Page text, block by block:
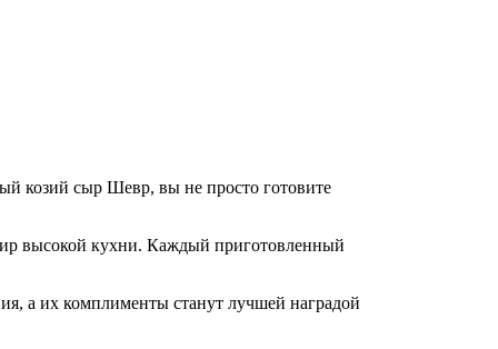
козий сыр Шевр, вы не просто готовите
высокой кухни. Каждый приготовленный
а их комплименты станут лучшей наградой